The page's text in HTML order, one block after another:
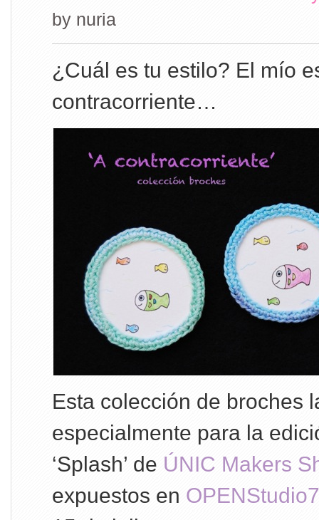
by nuria
¿Cuál es tu estilo? El mío
contracorriente…
Esta colección de broches
especialmente para la
‘Splash’ de ÚNIC Makers
expuestos en